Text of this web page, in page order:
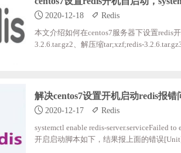
微信小程序
服务器
2020-12-18 Redis
本文介绍如何在centos7服务器下设置redis
3.2.6.tar.gz2、解压缩tar;xzf;redis-
解决centos7设置开机启动redis报错
2020-12-17 Redis
systemctl enable redis-server.serviceFailed
开启启动脚本如下，结果报上面的错误[Unit]